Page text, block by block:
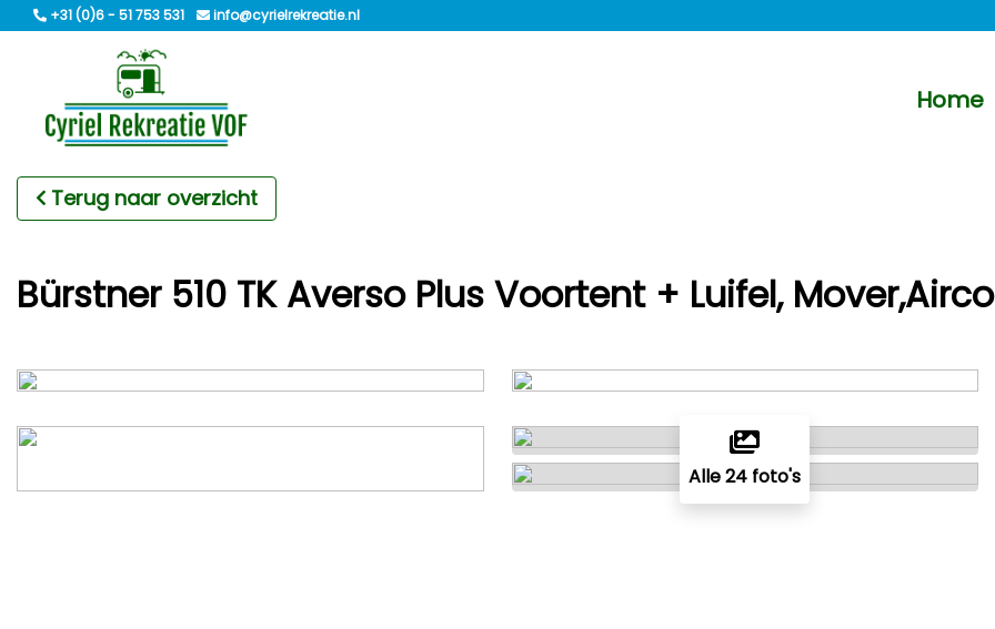
+31 (0)6 - 51 753 531 info@cyrielrekreatie.nl
Home
Terug naar overzicht
Bürstner 510 TK Averso Plus Voortent + Luifel, Mover,Airco
Alle 24 foto's